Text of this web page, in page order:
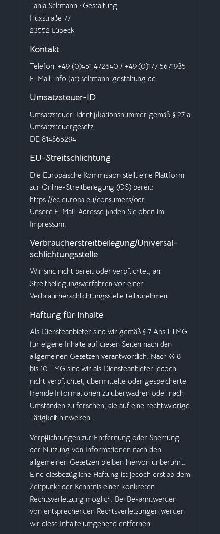
Tanja Seltmann · Gestaltung
Hüxstraße 77
23552 Lübeck
Kontakt
Telefon: +49 (0)451 472640 / +49 (0)177 5671935
E-Mail: info (at) seltmann-gestaltung.de
Umsatzsteuer-ID
Umsatzsteuer-Identifikationsnummer gemäß § 27 a
Umsatzsteuergesetz:
DE 814865294
EU-Streitschlichtung
Die Europäische Kommission stellt eine Plattform
zur Online-Streitbeilegung (OS) bereit:
https://ec.europa.eu/consumers/odr.
Unsere E-Mail-Adresse finden Sie oben im
Impressum.
Verbraucher­streit­beilegung/Universal­
schlichtungs­stelle
Wir sind nicht bereit oder verpflichtet, an
Streitbeilegungsverfahren vor einer
Verbraucherschlichtungsstelle teilzunehmen.
Haftung für Inhalte
Als Diensteanbieter sind wir gemäß § 7 Abs.1 TMG
für eigene Inhalte auf diesen Seiten nach den
allgemeinen Gesetzen verantwortlich. Nach §§ 8
bis 10 TMG sind wir als Diensteanbieter jedoch
nicht verpflichtet, übermittelte oder gespeicherte
fremde Informationen zu überwachen oder nach
Umständen zu forschen, die auf eine rechtswidrige
Tätigkeit hinweisen.
Verpflichtungen zur Entfernung oder Sperrung
der Nutzung von Informationen nach den
allgemeinen Gesetzen bleiben hiervon unberührt.
Eine diesbezügliche Haftung ist jedoch erst ab dem
Zeitpunkt der Kenntnis einer konkreten
Rechtsverletzung möglich. Bei Bekanntwerden
von entsprechenden Rechtsverletzungen werden
wir diese Inhalte umgehend entfernen.